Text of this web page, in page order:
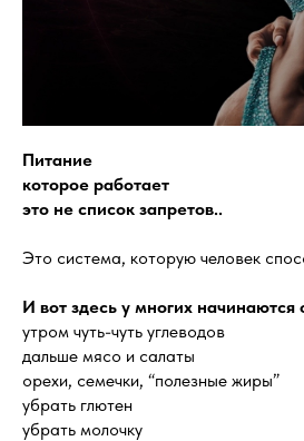
Питание
которое работает
это не список запретов..
Это система, которую человек
И вот здесь у многих начинаются
утром чуть-чуть углеводов
дальше мясо и салаты
орехи, семечки, “полезные жиры”
убрать глютен
убрать молочку